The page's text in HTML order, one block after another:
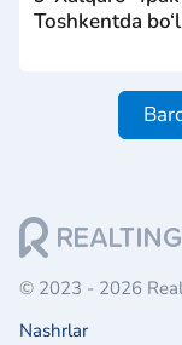
Toshkentda
© 2023 - 2026
Nashrlar